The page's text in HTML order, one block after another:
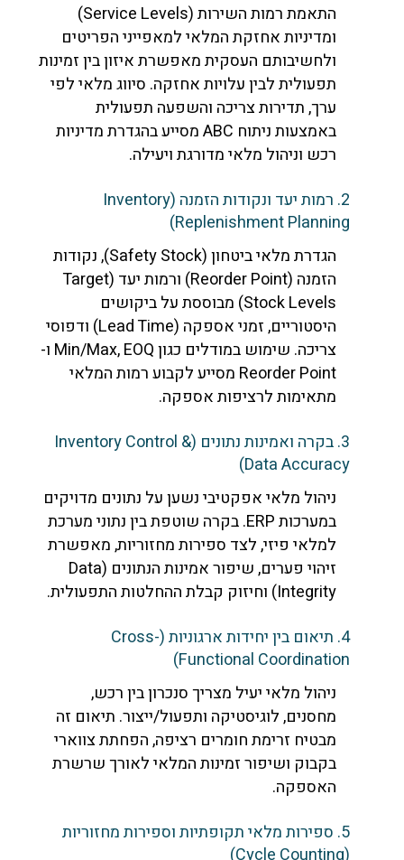
התאמת רמות השירות (Service Levels)
ומדיניות אחזקת המלאי למאפייני הפריטים
ולחשיבותם העסקית מאפשרת איזון בין זמינות
תפעולית לבין עלויות אחזקה. סיווג מלאי לפי
ערך, תדירות צריכה והשפעה תפעולית
באמצעות ניתוח ABC מסייע בהגדרת מדיניות
רכש וניהול מלאי מדורגת ויעילה.
2. רמות יעד ונקודות הזמנה (Inventory
Replenishment Planning)
הגדרת מלאי ביטחון (Safety Stock), נקודות
הזמנה (Reorder Point) ורמות יעד (Target
Stock Levels) מבוססת על ביקושים
היסטוריים, זמני אספקה (Lead Time) ודפוסי
צריכה. שימוש במודלים כגון Min/Max, EOQ ו-
Reorder Point מסייע לקבוע רמות המלאי
מתאימות לרציפות אספקה.
3. בקרה ואמינות נתונים (Inventory Control &
Data Accuracy)
ניהול מלאי אפקטיבי נשען על נתונים מדויקים
במערכות ERP. בקרה שוטפת בין נתוני מערכת
למלאי פיזי, לצד ספירות מחזוריות, מאפשרת
זיהוי פערים, שיפור אמינות הנתונים (Data
Integrity) וחיזוק קבלת ההחלטות התפעולית.
4. תיאום בין יחידות ארגוניות (Cross-
Functional Coordination)
ניהול מלאי יעיל מצריך סנכרון בין רכש,
מחסנים, לוגיסטיקה ותפעול/ייצור. תיאום זה
מבטיח זרימת חומרים רציפה, הפחתת צווארי
בקבוק ושיפור זמינות המלאי לאורך שרשרת
האספקה.
5. ספירות מלאי תקופתיות וספירות מחזוריות